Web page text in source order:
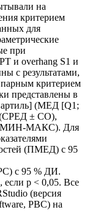
на
критерием
для
при
и overhang S1 и
c результатами,
критерием
представлены в
(МЕД [Q1;
(СРЕД ± СО),
(МИН-МАКС). Для
(ПМЕД) с 95
с 95 % ДИ.
если p < 0,05. Все
(версия
PBC) на